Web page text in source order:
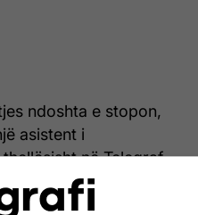
ndoshta e stopon,
asistent i
në Telegraf